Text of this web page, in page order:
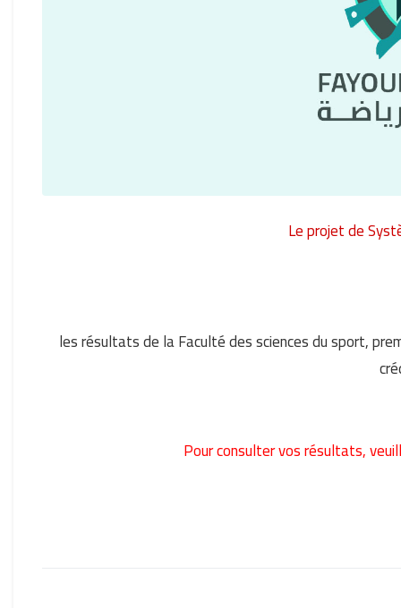
Le projet de
les résultats de la Faculté des sciences du sport,
Pour consulter vos résultats,